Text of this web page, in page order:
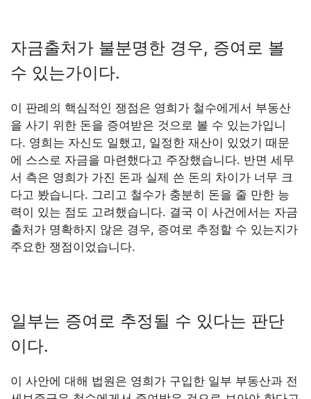
자금출처가 불분명한 경우, 증여로 볼
수 있는가이다.
이 판례의 핵심적인 쟁점은 영희가 철수에게서 부동산
을 사기 위한 돈을 증여받은 것으로 볼 수 있는가입니
다. 영희는 자신도 일했고, 일정한 재산이 있었기 때문
에 스스로 자금을 마련했다고 주장했습니다. 반면 세무
서 측은 영희가 가진 돈과 실제 쓴 돈의 차이가 너무 크
다고 봤습니다. 그리고 철수가 충분히 돈을 줄 만한 능
력이 있는 점도 고려했습니다. 결국 이 사건에서는 자금
출처가 명확하지 않은 경우, 증여로 추정할 수 있는지가
주요한 쟁점이었습니다.
일부는 증여로 추정될 수 있다는 판단
이다.
이 사안에 대해 법원은 영희가 구입한 일부 부동산과 전